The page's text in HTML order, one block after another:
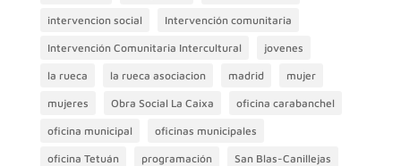
intervencion social Intervención comunitaria
Intervención Comunitaria Intercultural jovenes
la rueca la rueca asociacion madrid mujer
mujeres Obra Social La Caixa oficina carabanchel
oficina municipal oficinas municipales
oficina Tetuán programación San Blas-Canillejas